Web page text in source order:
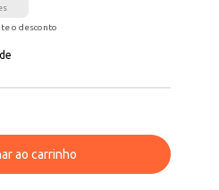
o desconto
ao carrinho